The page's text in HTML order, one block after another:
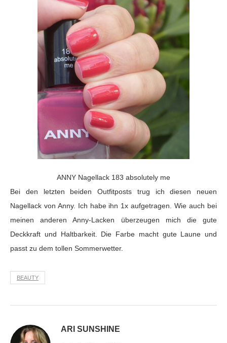
ANNY Nagellack 183 absolutely me
Bei den letzten beiden Outfitposts trug ich diesen neuen
Nagellack von Anny. Ich habe ihn 1x aufgetragen. Wie auch bei
meinen anderen Anny-Lacken überzeugen mich die gute
Deckkraft und Haltbarkeit. Die Farbe macht gute Laune und
passt zu dem tollen Sommerwetter.
BEAUTY
ARI SUNSHINE